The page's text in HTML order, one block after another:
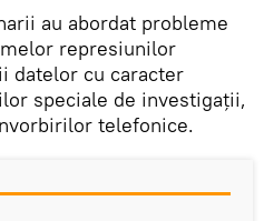
au abordat probleme
represiunilor
datelor cu caracter
speciale de investigații,
telefonice.